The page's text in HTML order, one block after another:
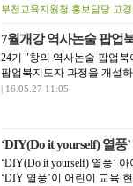
부천교육지원청 홍보담당 고
7월개강 역사논술 팝업
24기 "창의 역사논술 팝업
팝업북지도자 과정을 개설
| 16.05.27 11:05
‘DIY(Do it yourself) 열풍
‘DIY(Do it yourself) 열풍’
‘DIY 열풍’이 어린이 교육